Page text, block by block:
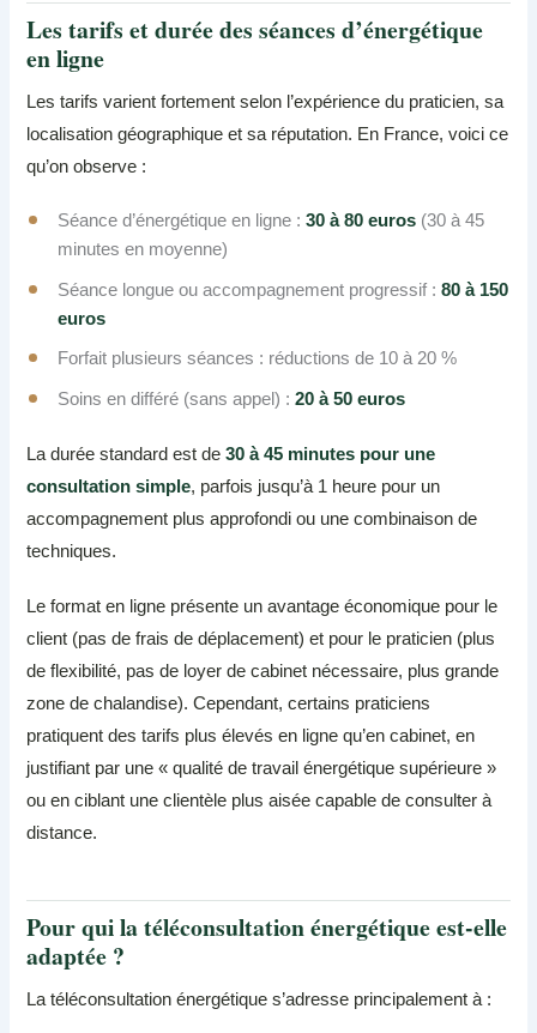
Les tarifs et durée des séances d’énergétique
en ligne
Les tarifs varient fortement selon l’expérience du praticien, sa
localisation géographique et sa réputation. En France, voici ce
qu’on observe :
Séance d’énergétique en ligne :30 à 80 euros (30 à 45
minutes en moyenne)
Séance longue ou accompagnement progressif :80 à 150
euros
Forfait plusieurs séances : réductions de 10 à 20 %
Soins en différé (sans appel) :20 à 50 euros
La durée standard est de30 à 45 minutes pour une
consultation simple, parfois jusqu’à 1 heure pour un
accompagnement plus approfondi ou une combinaison de
techniques.
Le format en ligne présente un avantage économique pour le
client (pas de frais de déplacement) et pour le praticien (plus
de flexibilité, pas de loyer de cabinet nécessaire, plus grande
zone de chalandise). Cependant, certains praticiens
pratiquent des tarifs plus élevés en ligne qu’en cabinet, en
justifiant par une « qualité de travail énergétique supérieure »
ou en ciblant une clientèle plus aisée capable de consulter à
distance.
Pour qui la téléconsultation énergétique est-elle
adaptée ?
La téléconsultation énergétique s’adresse principalement à :